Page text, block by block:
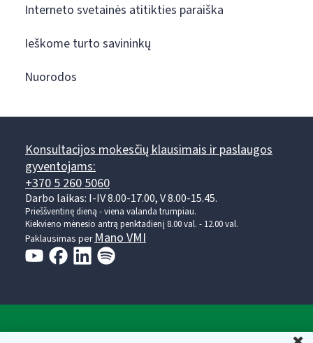
Interneto svetainės atitikties paraiška
Ieškome turto savininkų
Nuorodos
Konsultacijos mokesčių klausimais ir paslaugos
gyventojams:
+370 5 260 5060
Darbo laikas: I-IV 8.00-17.00, V 8.00-15.45.
Prieššventinę dieną - viena valanda trumpiau.
Kiekvieno mėnesio antrą penktadienį 8.00 val. - 12.00 val.
Paklausimas per Mano VMI